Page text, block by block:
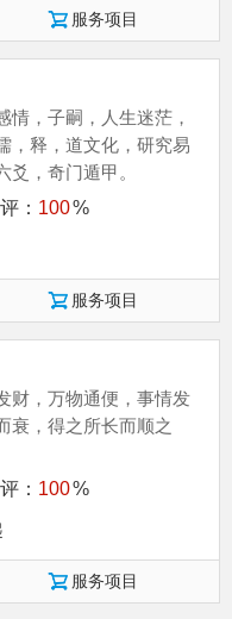
服务项目
情，子嗣，人生迷茫，
，释，道文化，研究易
爻，奇门遁甲。
100%
服务项目
财，万物通便，事情发
衰，得之所长而顺之
100%
服务项目